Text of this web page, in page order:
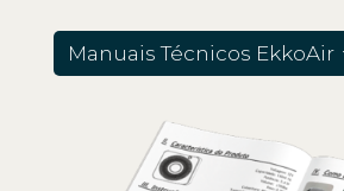
Manuais Técnicos EkkoAir